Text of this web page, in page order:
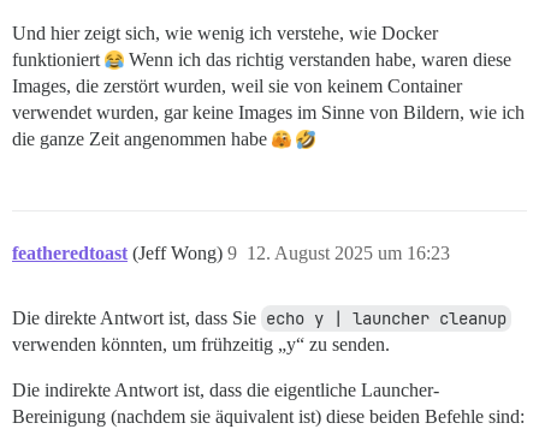
Und hier zeigt sich, wie wenig ich verstehe, wie Docker
funktioniert
Wenn ich das richtig verstanden habe, waren diese
Images, die zerstört wurden, weil sie von keinem Container
verwendet wurden, gar keine Images im Sinne von Bildern, wie ich
die ganze Zeit angenommen habe
featheredtoast (Jeff Wong) 12. August 2025 um 16:23
9
Die direkte Antwort ist, dass Sie echo y | launcher cleanup
verwenden könnten, um frühzeitig „y“ zu senden.
Die indirekte Antwort ist, dass die eigentliche Launcher-
Bereinigung (nachdem sie äquivalent ist) diese beiden Befehle sind: